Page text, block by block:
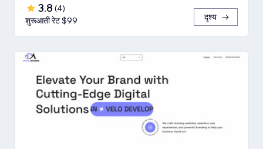
3.8 (4)
शुरूआती रेट $99
दृश्य